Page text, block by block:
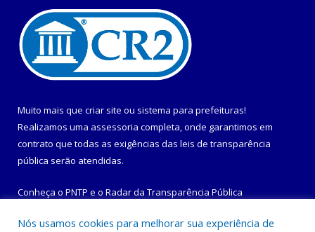
Muito mais que criar site ou sistema para prefeituras!
Realizamos uma assessoria completa, onde garantimos em
contrato que todas as exigências das leis de transparência
pública serão atendidas.
Conheça o PNTP e o Radar da Transparência Pública
Nós usamos cookies para melhorar sua experiência de